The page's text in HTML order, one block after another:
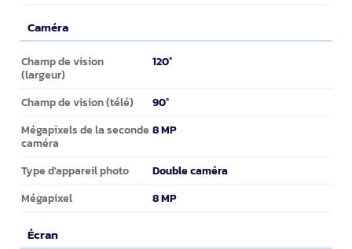
Caméra
Caméra
Champ de vision
(largeur)
120°
Champ de vision (télé) 90°
Mégapixels de la seconde
caméra
8 MP
Type d'appareil photo Double caméra
Mégapixel 8 MP
Écran